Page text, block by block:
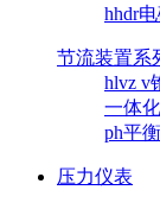
hhdr
节流装置系
hlvz v
一体
ph平
压力仪表